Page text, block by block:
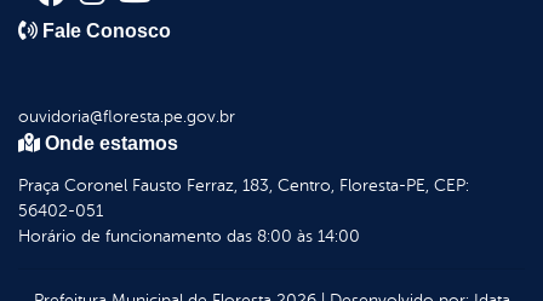
Fale Conosco
ouvidoria@floresta.pe.gov.br
Onde estamos
Praça Coronel Fausto Ferraz, 183, Centro, Floresta-PE, CEP:
56402-051
Horário de funcionamento das 8:00 às 14:00